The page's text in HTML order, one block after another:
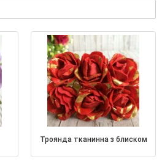
троянда тканинна з блиском